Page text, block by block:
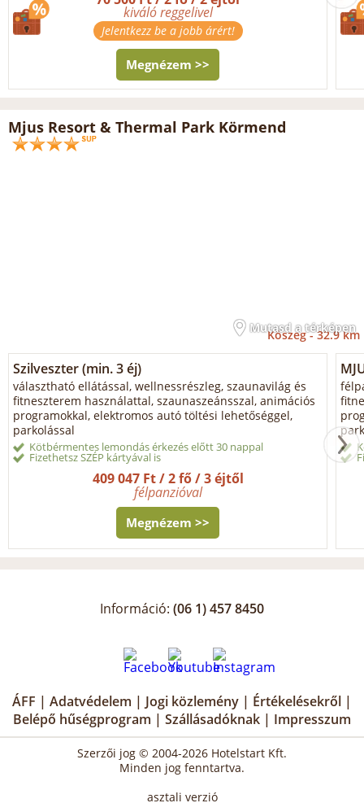
kiváló reggelivel
Jelentkezz be a jobb árért!
Megnézem >>
Mjus Resort & Thermal Park Körmend
Mutasd a térképen
Kőszeg -32.9 km
Szilveszter (min. 3 éj)
választható ellátással, wellnessrészleg, szaunavilág és
fitneszterem használattal, szaunaszeánsszal, animációs
programokkal, elektromos autó töltési lehetőséggel,
parkolással
Kötbérmentes lemondás érkezés előtt 30 nappal
Fizethetsz SZÉP kártyával is
409 047 Ft / 2 fő / 3 éjtől
félpanzióval
Megnézem >>
Információ: (06 1) 457 8450
ÁFF | Adatvédelem | Jogi közlemény | Értékelésekről |
Belépő hűségprogram | Szállásadóknak | Impresszum
Szerzői jog © 2004-2026 Hotelstart Kft.
Minden jog fenntartva.
asztali verzió